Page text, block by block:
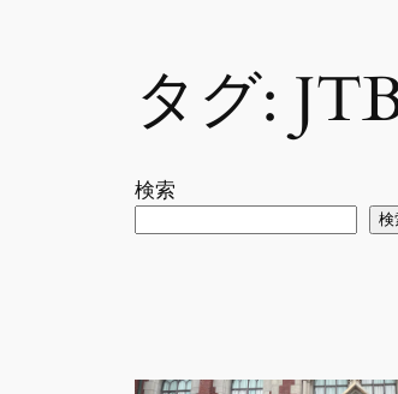
タグ:
検索
検